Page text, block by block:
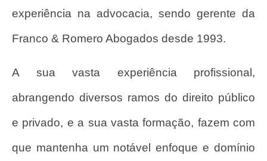
experiência na advocacia, sendo gerente da
Franco & Romero Abogados desde 1993.
A sua vasta experiência profissional,
abrangendo diversos ramos do direito público
e privado, e a sua vasta formação, fazem com
que mantenha um notável enfoque e domínio